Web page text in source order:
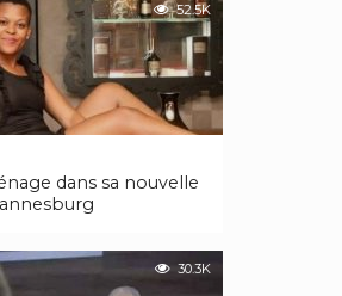
52.5K
dans sa nouvelle
30.3K